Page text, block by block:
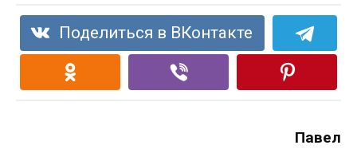
Поделиться в ВКонтакте
Павел